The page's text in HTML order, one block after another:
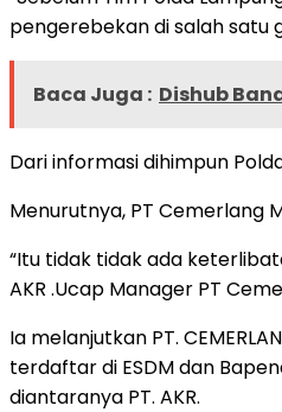
pengerebekan di salah satu
Baca Juga : Dishub
Dari informasi dihimpun
Menurutnya, PT Cemerlang
“Itu tidak tidak ada
AKR .Ucap Manager PT
Ia melanjutkan PT.
terdaftar di ESDM dan
diantaranya PT. AKR.